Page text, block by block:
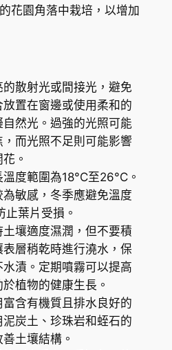
花園角落中栽培，以增加
的散射光或間接光，避免
置在窗邊或使用柔和的
然光。過強的光照可能
而光照不足則可能影響
。
度範圍為18°C至26°C。
敏感，冬季應避免溫度
止葉片受損。
土壤適度濕潤，但不要積
層稍乾時進行澆水，保
漬。定期噴霧可以提高
植物的健康生長。
富含有機質且排水良好的
炭土、珍珠岩和蛭石的
土壤結構。